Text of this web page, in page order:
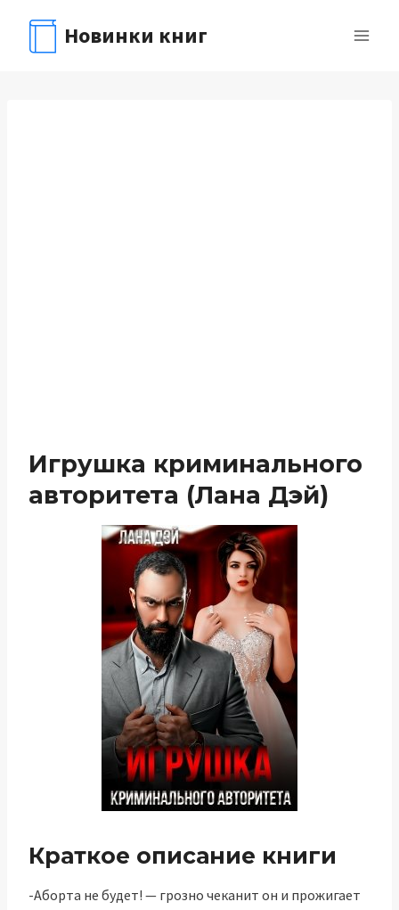
содержимому
Новинки книг
Игрушка криминального
авторитета (Лана Дэй)
Краткое описание книги
-Аборта не будет! — грозно чеканит он и прожигает